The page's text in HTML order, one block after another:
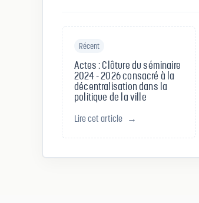
Récent
Actes : Clôture du séminaire
2024 - 2026 consacré à la
décentralisation dans la
politique de la ville
Lire cet article →